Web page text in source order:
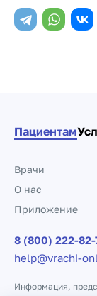
Пациентам
Врачи
О нас
Приложение
8 (800) 222-82-
help@vrachi-
Информация,